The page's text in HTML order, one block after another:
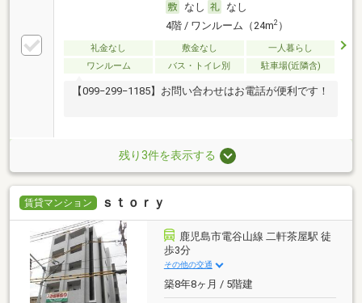
なし
なし
4階 / ワンルーム（24m2）
礼金なし 敷金なし
一人暮らし
ワンルーム
バス・トイレ別 駐車場(近隣含)
【099−299−1185】お問い合わせはお電話が便利です！
残り3件を表示する
賃貸マンション ｓｔｏｒｙ
鹿児島市電谷山線 二軒茶屋駅 徒
歩3分
その他の交通
築8年8ヶ月 / 5階建